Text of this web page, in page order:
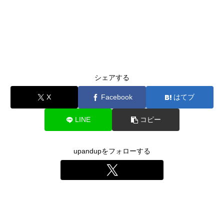
シェアする
X Facebook はてブ
LINE コピー
upandupをフォローする